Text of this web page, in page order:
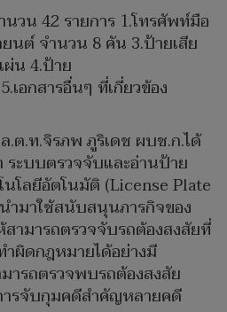
วน 42 รายการ 1.โทรศัพท์มือ
นต์ จำนวน 8 คัน 3.ป้ายเสีย
น 4.ป้าย
อกสารอื่นๆ ที่เกี่ยวข้อง
.ต.ท.จิรภพ ภูริเดช ผบช.ก.ได้
ะบบตรวจจับและอ่านป้าย
โลยีอัตโนมัติ (License Plate
ำมาใช้สนับสนุนภารกิจของ
สามารถตรวจจับรถต้องสงสัยที่
ำผิดกฎหมายได้อย่างมี
ารถตรวจพบรถต้องสงสัย
รจับกุมคดีสำคัญหลายคดี